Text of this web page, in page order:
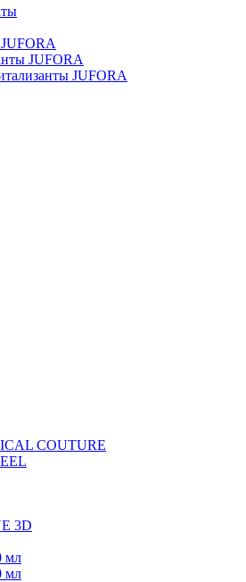
JUFORA
JUFORA
COUTURE
3D
мл
мл